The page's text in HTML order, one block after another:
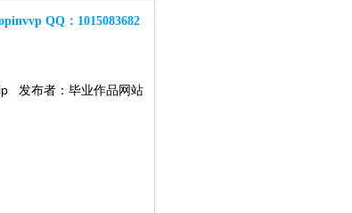
QQ： 1015083682
发布者：毕业作品网站